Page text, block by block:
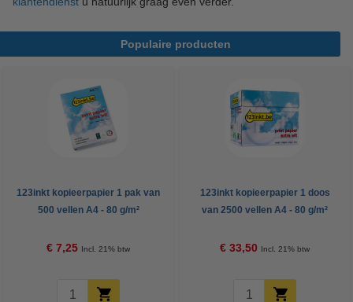
Populaire producten
123inkt kopieerpapier 1 pak van
500 vellen A4 - 80 g/m²
€ 7,25 Incl. 21% btw
123inkt kopieerpapier 1 doos
van 2500 vellen A4 - 80 g/m²
€ 33,50 Incl. 21% btw